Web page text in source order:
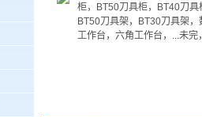
柜，BT50刀具柜，BT40刀
BT50刀具架，BT30刀具架
工作台，六角工作台，...未